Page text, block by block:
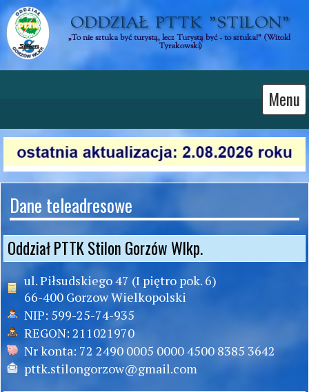
ODDZIAŁ  PTTK  "STILON"
„To nie sztuka być turystą, lecz Turystą być - to sztuka!” (Witold
Tyrakowski)
Menu
Dane teleadresowe
Oddział PTTK Stilon Gorzów Wlkp.
ul. Piłsudskiego 47 (I piętro pok. 6)
66-400 Gorzow Wielkopolski
NIP: 599-25-74-935
REGON: 211021970
Nr konta: 72 2490 0005 0000 4500 8385 3642
pttk.stilongorzow@gmail.com